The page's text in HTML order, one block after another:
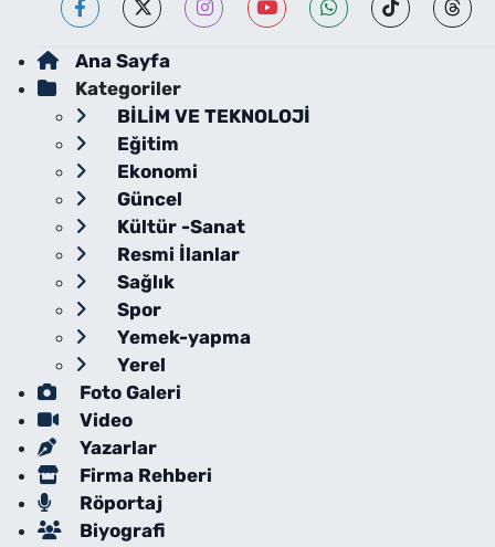
Ana Sayfa
Kategoriler
BİLİM VE TEKNOLOJİ
Eğitim
Ekonomi
Güncel
Kültür -Sanat
Resmi İlanlar
Sağlık
Spor
Yemek-yapma
Yerel
Foto Galeri
Video
Yazarlar
Firma Rehberi
Röportaj
Biyografi